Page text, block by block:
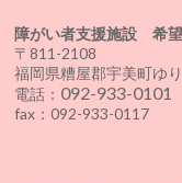
障がい者支援施設 希
〒811-2108
福岡県糟屋郡宇美町ゆ
電話： 092-933-0101
fax：092-933-0117